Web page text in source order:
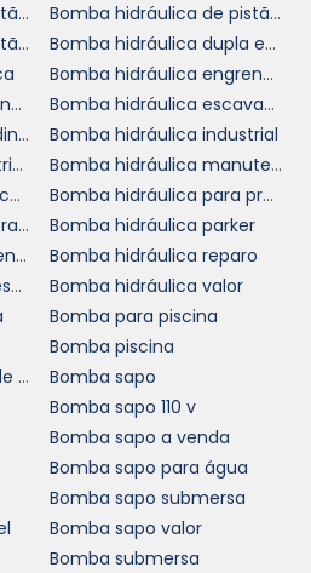
é outro aspecto
prolongar a vida útil das
de água.
se realizar inspeções,
de peças desgastadas.
de manutenção bem
podem evitar paradas
um fornecimento
contribuindo para a
clientes e o bom
DAS
DE
Bomba hidráulica de pistão loja
Bomba hidráulica de pistão onde comprar
Bomba hidráulica de pistão orçamento
Bomba hidráulica dupla em SP
Bomba hidráulica engrenagem
Bomba hidráulica engrenagem valor
Bomba hidráulica escavadeira
Bomba hidráulica hidrodinâmica
Bomba hidráulica industrial
Bomba hidráulica industrial preço
Bomba hidráulica manutenção
Bomba hidráulica onde comprar
Bomba hidráulica para prensa
Bomba hidráulica para trator
Bomba hidráulica parker
Bomba hidráulica pequena preço
Bomba hidráulica reparo
Bomba hidráulica retroescavadeira
Bomba hidráulica valor
Bomba para piscina
Bomba piscina
Bomba pressurizadora de água
Bomba sapo
Bomba sapo 110 v
Bomba sapo a venda
Bomba sapo para água
Bomba sapo submersa
Bomba sapo valor
Bomba submersa